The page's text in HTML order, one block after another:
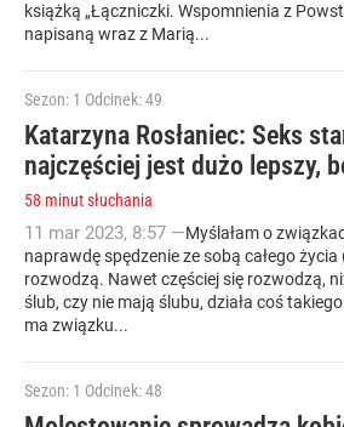
książką „Łączniczki. Wspomnienia z
napisaną wraz z Marią...
Sezon: 1 Odcinek: 49
Katarzyna Rosłaniec: Seks
najczęściej jest dużo lepszy,
58 minut słuchania
11 mar 2023, 8:57 —Myślałam o
naprawdę spędzenie ze sobą całego
rozwodzą. Nawet częściej się rozwodzą,
ślub, czy nie mają ślubu, działa coś
ma związku...
Sezon: 1 Odcinek: 48